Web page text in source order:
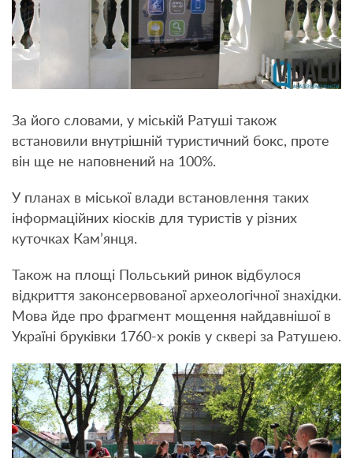
За його словами, у міській Ратуші також
встановили внутрішній туристичний бокс, проте
він ще не наповнений на 100%.
У планах в міської влади встановлення таких
інформаційних кіосків для туристів у різних
куточках Кам’янця.
Також на площі Польський ринок відбулося
відкриття законсервованої археологічної знахідки.
Мова йде про фрагмент мощення найдавнішої в
Україні бруківки 1760-х років у сквері за Ратушею.